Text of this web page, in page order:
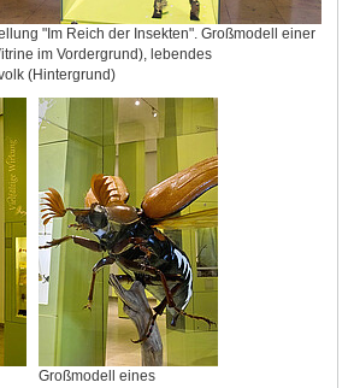
"Im Reich der Insekten". Großmodell einer
im Vordergrund), lebendes
(Hintergrund)
Großmodell eines